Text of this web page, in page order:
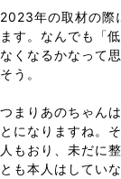
2023年の取材の際
ます。なんでも「
なくなるかなって
そう。
つまりあのちゃん
とになりますね。
人もおり、未だに
とも本人はしてい